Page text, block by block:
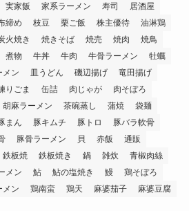
実家飯 家系ラーメン 寿司
居酒屋
締め 枝豆 栗ご飯 株主優待
油淋鶏
火焼き 焼きそば 焼売 焼肉
焼鳥
煮物 牛丼 牛肉 牛骨ラーメン
牡蠣
メン 皿うどん 磯辺揚げ
竜田揚げ
りごま 缶詰 肉じゃが
肉そぼろ
胡麻ラーメン 茶碗蒸し 蒲焼
袋麺
まん 豚キムチ 豚トロ
豚バラ軟骨
豚骨ラーメン 貝 赤飯
通販
鉄板焼 鉄板焼き 鍋 雑炊
青椒肉絲
メン 鮎 鮎の塩焼き 鰻
鶏そぼろ
メン 鶏南蛮 鶏天 麻婆茄子
麻婆豆腐